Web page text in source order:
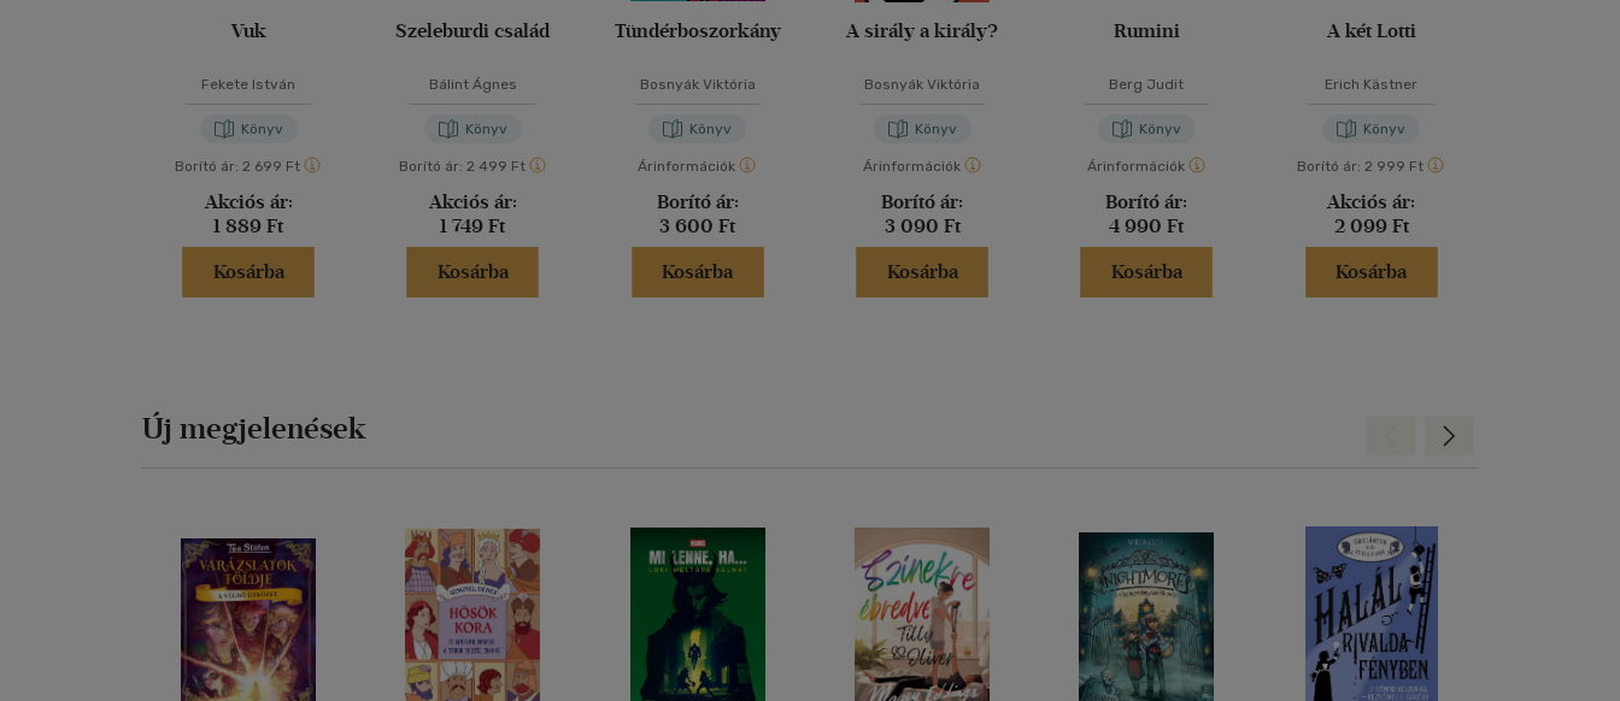
Vuk
Fekete István
Könyv
Borító ár: 2 699 Ft
Akciós ár:
1 889 Ft
Kosárba
Szeleburdi család
Bálint Ágnes
Könyv
Borító ár: 2 499 Ft
Akciós ár:
1 749 Ft
Kosárba
Tündérboszorkány
Bosnyák Viktória
Könyv
Árinformációk
Borító ár:
3 600 Ft
Kosárba
A sirály a király?
Bosnyák Viktória
Könyv
Árinformációk
Borító ár:
3 090 Ft
Kosárba
Rumini
Berg Judit
Könyv
Árinformációk
Borító ár:
4 990 Ft
Kosárba
A két Lotti
Erich Kästner
Könyv
Borító ár: 2 999 Ft
Akciós ár:
2 099 Ft
Kosárba
Új megjelenések Előre